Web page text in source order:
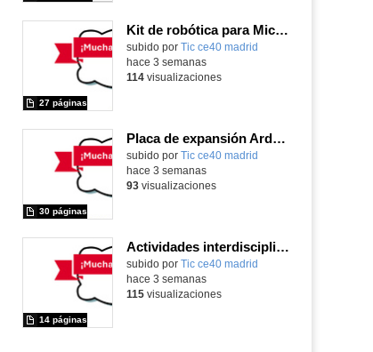
Kit de robótica para Micro:Bit
Contenido educativo.
subido por Tic ce40 madrid
27 páginas
hace 3 semanas
114visualizaciones
Placa de expansión Arduino
Contenido educativo.
subido por Tic ce40 madrid
30 páginas
hace 3 semanas
93visualizaciones
Actividades interdisciplinares con robótica y pensamiento computacional
Contenido educativo.
subido por Tic ce40 madrid
14 páginas
hace 3 semanas
115visualizaciones